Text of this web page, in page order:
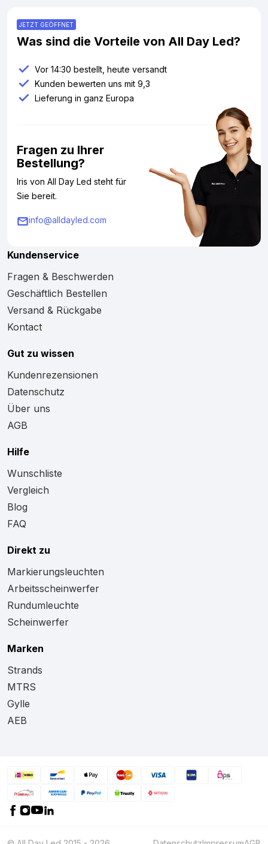
JETZT GEÖFFNET
Was sind die Vorteile von All Day Led?
Vor 14:30 bestellt, heute versandt
Kunden bewerten uns mit 9,3
Lieferung in ganz Europa
Fragen zu Ihrer
Bestellung?
Iris von All Day Led steht für
Sie bereit.
info@alldayled.com
Kundenservice
Fragen & Beschwerden
Geschäftlich Bestellen
Versand & Rückgabe
Kontact
Gut zu wissen
Kundenrezensionen
Datenschutz
Über uns
AGB
Hilfe
Wunschliste
Vergleich
Blog
FAQ
Direkt zu
Markierungsleuchten
Arbeitsscheinwerfer
Rundumleuchte
Scheinwerfer
Marken
Strands
MTRS
Gylle
AEB